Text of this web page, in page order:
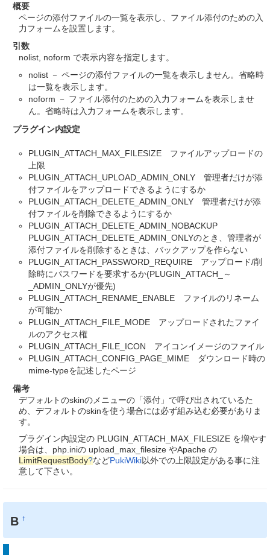
概要
ページの添付ファイルの一覧を表示し、ファイル添付のための入
力フォームを設置します。
引数
nolist, noform で表示内容を指定します。
nolist － ページの添付ファイルの一覧を表示しません。省略時
は一覧を表示します。
noform － ファイル添付のための入力フォームを表示しませ
ん。省略時は入力フォームを表示します。
プラグイン内設定
PLUGIN_ATTACH_MAX_FILESIZE ファイルアップロードの
上限
PLUGIN_ATTACH_UPLOAD_ADMIN_ONLY 管理者だけが添
付ファイルをアップロードできるようにするか
PLUGIN_ATTACH_DELETE_ADMIN_ONLY 管理者だけが添
付ファイルを削除できるようにするか
PLUGIN_ATTACH_DELETE_ADMIN_NOBACKUP
PLUGIN_ATTACH_DELETE_ADMIN_ONLYのとき、管理者が
添付ファイルを削除するときは、バックアップを作らない
PLUGIN_ATTACH_PASSWORD_REQUIRE アップロード/削
除時にパスワードを要求するか(PLUGIN_ATTACH_～
_ADMIN_ONLYが優先)
PLUGIN_ATTACH_RENAME_ENABLE ファイルのリネーム
が可能か
PLUGIN_ATTACH_FILE_MODE アップロードされたファイ
ルのアクセス権
PLUGIN_ATTACH_FILE_ICON アイコンイメージのファイル
PLUGIN_ATTACH_CONFIG_PAGE_MIME ダウンロード時の
mime-typeを記述したページ
備考
デフォルトのskinのメニューの「添付」で呼び出されているた
め、デフォルトのskinを使う場合には必ず組み込む必要がありま
す。
プラグイン内設定の PLUGIN_ATTACH_MAX_FILESIZE を増やす
場合は、php.iniの upload_max_filesize やApache の
LimitRequestBody?などPukiWiki以外での上限設定がある事に注
意して下さい。
B†